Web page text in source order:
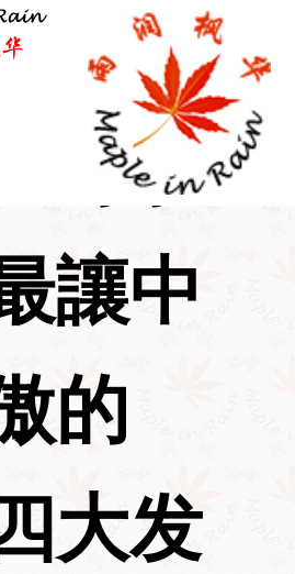
时事>
讓中
的
大发